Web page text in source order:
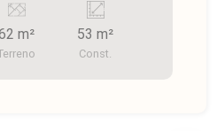
m² 53 m²
Const.